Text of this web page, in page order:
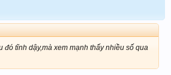
đó tĩnh dậy,mà xem mạnh thấy nhiều số qua